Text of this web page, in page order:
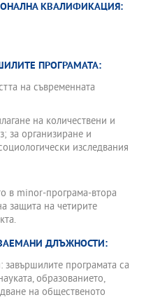
КВАЛИФИКАЦИЯ:
ПРОГРАМАТА:
на съвременната
на количествени и
за организиране и
изследвания
в minor-програма-втора
защита на четирите
ДЛЪЖНОСТИ:
програмата са
образованието,
на общественото